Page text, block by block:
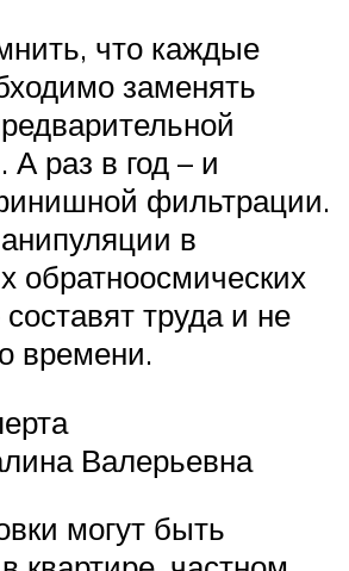
что каждые
заменять
раз в год – и
фильтрации.
в
обратноосмических
труда и не
времени.
Валерьевна
могут быть